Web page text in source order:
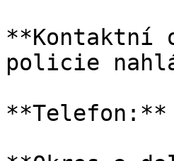
**Kontaktní
policie